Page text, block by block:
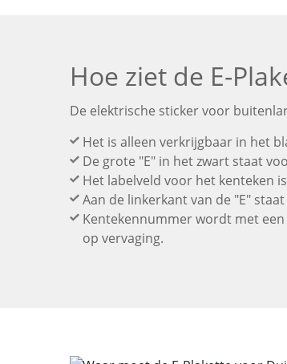
Hoe ziet de E-
De elektrische sticker voor
Het is alleen verkrijgbaar in het
De grote "E" in het zwart staat
Het labelveld voor het kenteken
Aan de linkerkant van de "E"
Kentekennummer wordt met
op vervaging.